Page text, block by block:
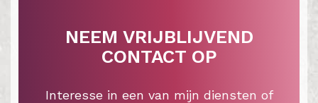
NEEM VRIJBLIJVEND
CONTACT OP
Interesse in een van mijn diensten of